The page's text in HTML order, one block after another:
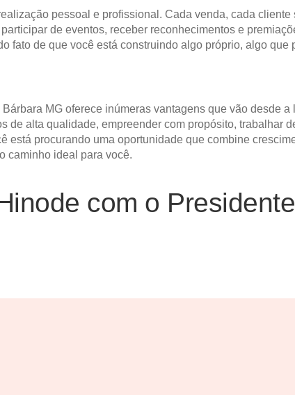
pessoal e profissional. Cada venda, cada
de eventos, receber reconhecimentos e
fato de que você está construindo algo próprio, algo
MG oferece inúmeras vantagens que vão desde
de alta qualidade, empreender com propósito,
está procurando uma oportunidade que combine
caminho ideal para você.
com o